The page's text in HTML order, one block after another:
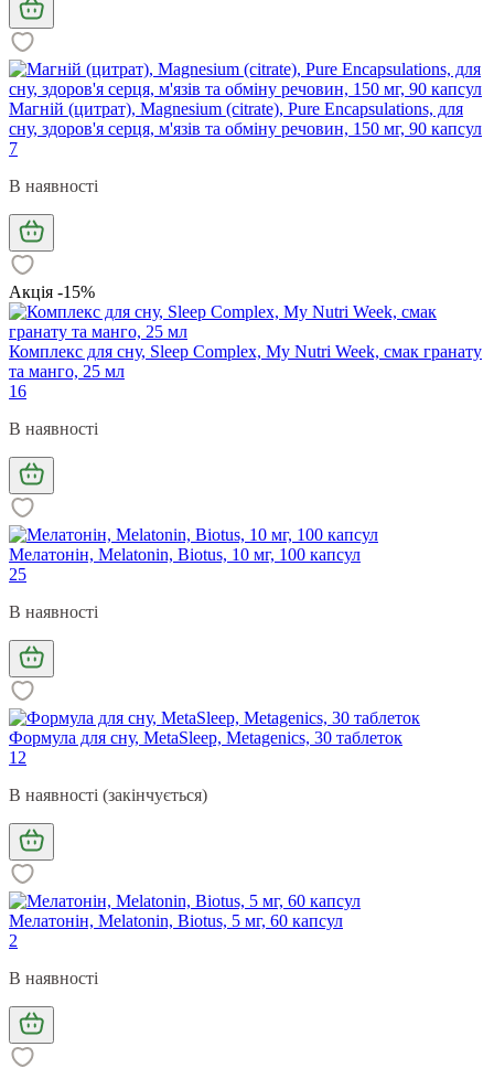
Магній (цитрат), Magnesium (citrate), Pure Encapsulations, для
сну, здоров'я серця, м'язів та обміну речовин, 150 мг, 90 капсул
7
В наявності
Акція -15%
Комплекс для сну, Sleep Complex, My Nutri Week, смак гранату
та манго, 25 мл
16
В наявності
Мелатонін, Melatonin, Biotus, 10 мг, 100 капсул
25
В наявності
Формула для сну, MetaSleep, Metagenics, 30 таблеток
12
В наявності (закінчується)
Мелатонін, Melatonin, Biotus, 5 мг, 60 капсул
2
В наявності